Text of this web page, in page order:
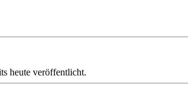
heute veröffentlicht.